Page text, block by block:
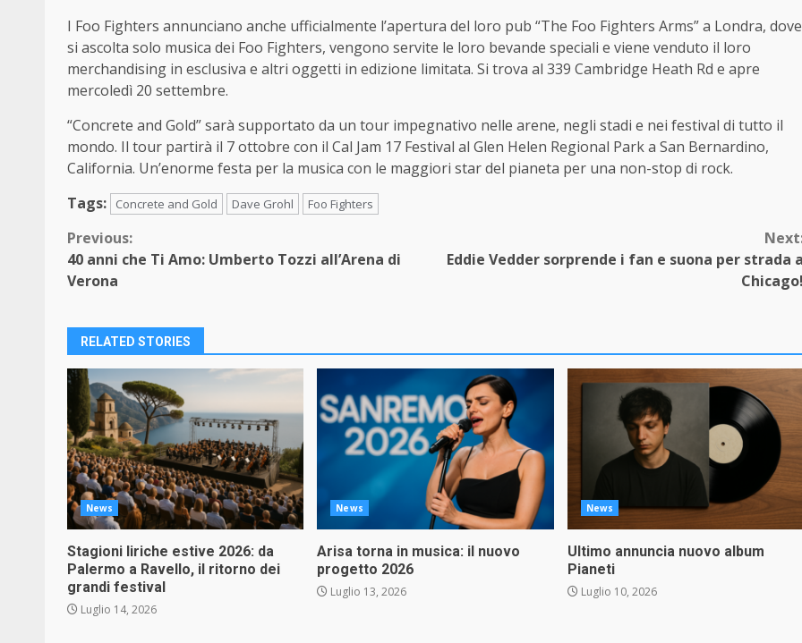
I Foo Fighters annunciano anche ufficialmente l’apertura del loro pub “The Foo Fighters Arms” a Londra, dove
si ascolta solo musica dei Foo Fighters, vengono servite le loro bevande speciali e viene venduto il loro
merchandising in esclusiva e altri oggetti in edizione limitata. Si trova al 339 Cambridge Heath Rd e apre
mercoledì 20 settembre.
“Concrete and Gold” sarà supportato da un tour impegnativo nelle arene, negli stadi e nei festival di tutto il
mondo. Il tour partirà il 7 ottobre con il Cal Jam 17 Festival al Glen Helen Regional Park a San Bernardino,
California. Un’enorme festa per la musica con le maggiori star del pianeta per una non-stop di rock.
Tags:
Concrete and Gold Dave Grohl Foo Fighters
Continue
Reading
Previous:
40 anni che Ti Amo: Umberto Tozzi all’Arena di
Verona
Eddie Vedder sorprende i fan e suona per strada
RELATED STORIES
News
Stagioni liriche estive 2026: da
Palermo a Ravello, il ritorno dei
grandi festival
Luglio 14, 2026
News
Arisa torna in musica: il nuovo
progetto 2026
Luglio 13, 2026
News
Ultimo annuncia nuovo album
Pianeti
Luglio 10, 2026